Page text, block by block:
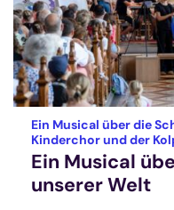
Ein Musical über die
Kinderchor und der
Ein Musical
unserer Welt